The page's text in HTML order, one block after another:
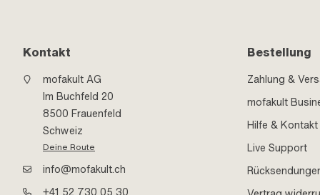
Kontakt
mofakult AG
Im Buchfeld 20
8500 Frauenfeld
Schweiz
Deine Route
info@mofakult.ch
Bestellung
Zahlung &
mofakult
Hilfe & Kontakt
Live Support